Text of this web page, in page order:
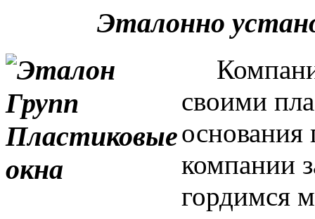
Эталонно
своими
основания
компании
гордимся